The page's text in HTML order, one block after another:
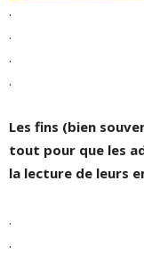
.
.
.
.
Les fins (bien
tout pour que les
la lecture de leurs
.
.